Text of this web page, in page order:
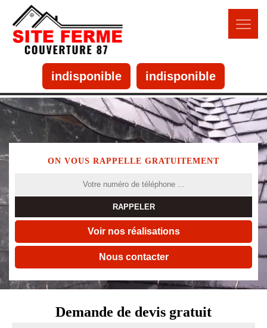
indisponible indisponible
ON VOUS RAPPELLE GRATUITEMENT
Voir nos réalisations
Nous contacter
Demande de devis gratuit